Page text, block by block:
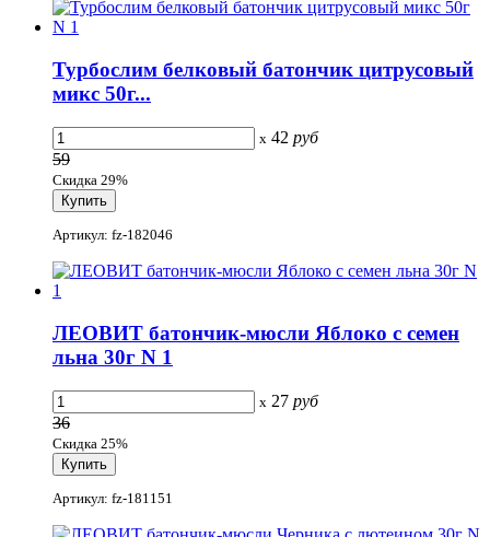
Турбослим белковый батончик цитрусовый
микс 50г...
x 42 руб
59
Скидка 29%
Артикул: fz-182046
ЛЕОВИТ батончик-мюсли Яблоко с семен
льна 30г N 1
x 27 руб
36
Скидка 25%
Артикул: fz-181151